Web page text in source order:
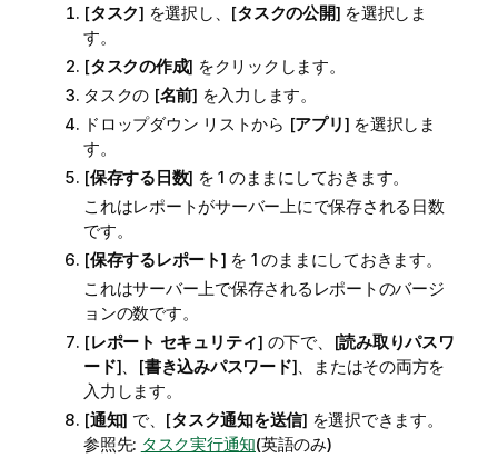
[タスク] を選択し、[タスクの公開] を選択しま
す。
[タスクの作成] をクリックします。
タスクの [名前] を入力します。
ドロップダウン リストから [アプリ] を選択しま
す。
[保存する日数] を 1 のままにしておきます。
これはレポートがサーバー上にで保存される日数
です。
[保存するレポート] を 1 のままにしておきます。
これはサーバー上で保存されるレポートのバージ
ョンの数です。
[レポート セキュリティ] の下で、[読み取りパスワ
ード]、[書き込みパスワード]、またはその両方を
入力します。
[通知] で、[タスク通知を送信] を選択できます。
参照先: タスク実行通知(英語のみ)